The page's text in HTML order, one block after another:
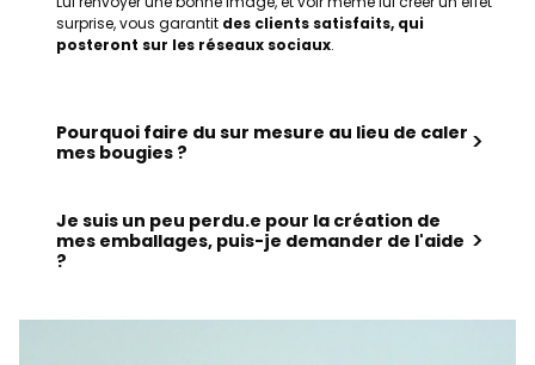
surprise, vous garantit des clients satisfaits, qui
posteront sur les réseaux sociaux.
Pourquoi faire du sur mesure au lieu de caler
mes bougies ?
>
Je suis un peu perdu.e pour la création de
mes emballages, puis-je demander de l'aide
?
>